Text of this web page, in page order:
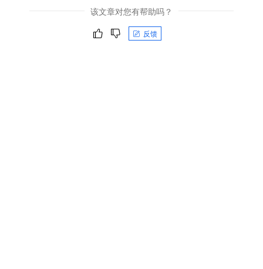
该文章对您有帮助吗？
反馈